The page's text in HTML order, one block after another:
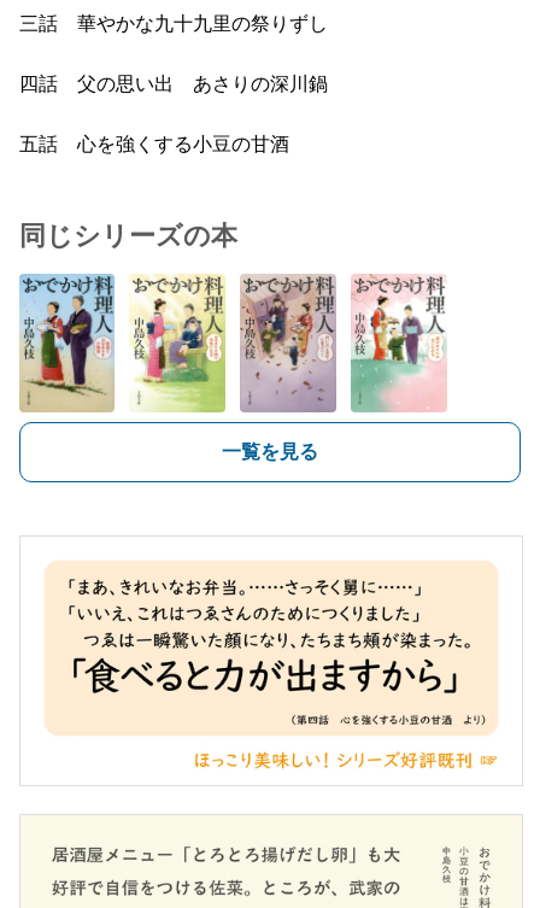
三話 華やかな九十九里の祭りずし
四話 父の思い出 あさりの深川鍋
五話 心を強くする小豆の甘酒
同じシリーズの本
一覧を見る